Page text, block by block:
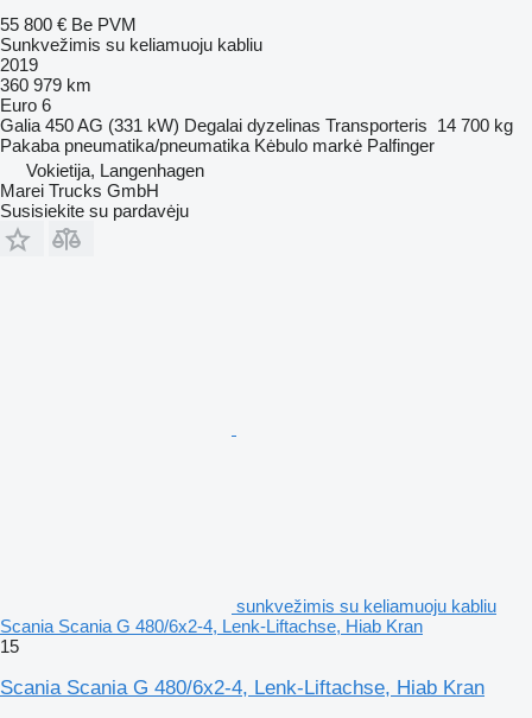
55 800 € Be PVM
Sunkvežimis su keliamuoju kabliu
2019
360 979 km
Euro 6
Galia 450 AG (331 kW) Degalai dyzelinas Transporteris 14 700 kg
Pakaba pneumatika/pneumatika Kėbulo markė Palfinger
Vokietija, Langenhagen
Marei Trucks GmbH
Susisiekite su pardavėju
sunkvežimis su keliamuoju kabliu
Scania Scania G 480/6x2-4, Lenk-Liftachse, Hiab Kran
15
Scania Scania G 480/6x2-4, Lenk-Liftachse, Hiab Kran